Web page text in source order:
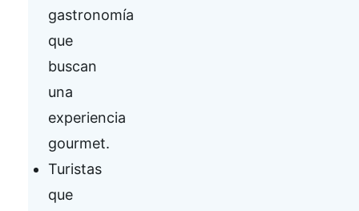
gastronomía
que
buscan
una
experiencia
gourmet.
Turistas
que